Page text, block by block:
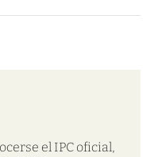
el IPC oficial,